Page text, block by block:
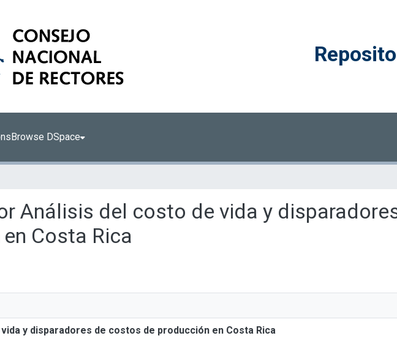
Browse DSpace
Análisis del costo de vida y
Costa Rica
y disparadores de costos de producción en Costa Rica